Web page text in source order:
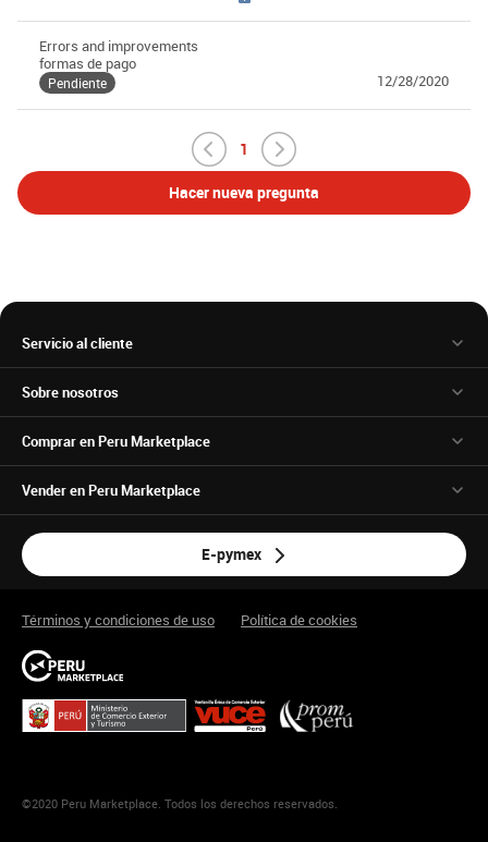
Errors and improvements
formas de pago
Pendiente 12/28/2020
1
Hacer nueva pregunta
Servicio al cliente
Sobre nosotros
Comprar en Peru Marketplace
Vender en Peru Marketplace
E-pymex
Términos y condiciones de uso Política de cookies
©2020 Peru Marketplace. Todos los derechos reservados.